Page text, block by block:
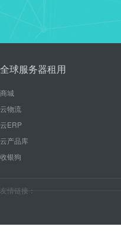
全球服务器租用
商城
云物流
云ERP
云产品库
收银狗
友情链接：